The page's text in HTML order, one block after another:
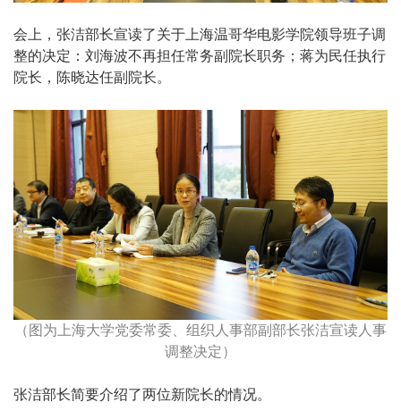
会上，张洁部长宣读了关于上海温哥华电影学院领导班子调
整的决定：刘海波不再担任常务副院长职务；蒋为民任执行
院长，陈晓达任副院长。
（图为上海大学党委常委、组织人事部副部长张洁宣读人事
调整决定）
张洁部长简要介绍了两位新院长的情况。